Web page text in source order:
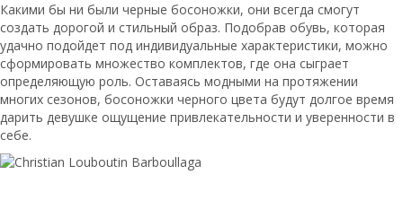
Какими бы ни были черные босоножки, они всегда смогут
создать дорогой и стильный образ. Подобрав обувь, которая
удачно подойдет под индивидуальные характеристики, можно
сформировать множество комплектов, где она сыграет
определяющую роль. Оставаясь модными на протяжении
многих сезонов, босоножки черного цвета будут долгое время
дарить девушке ощущение привлекательности и уверенности в
себе.